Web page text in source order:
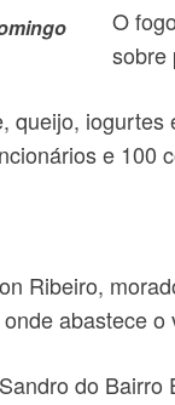
O
sobre
queijo,
e 100
Ribeiro,
abastece o
do